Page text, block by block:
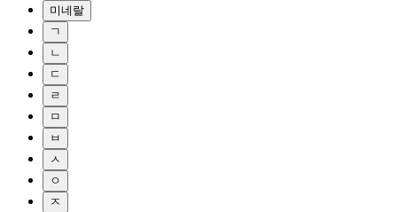
미네랄
ㄱ
ㄴ
ㄷ
ㄹ
ㅁ
ㅂ
ㅅ
ㅇ
ㅈ